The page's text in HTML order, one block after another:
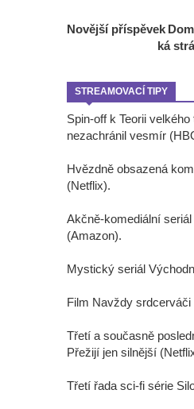
Novější příspěvek
ká
STREAMOVACÍ TIPY
Spin-off k Teorii
nezachránil vesmír
Hvězdně obsazená
(Netflix).
Akčně-komediální
(Amazon).
Mystický seriál
Film Navždy srdcerváči
Třetí a současně
Přežijí jen silnější
Třetí řada sci-fi série